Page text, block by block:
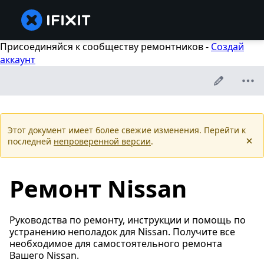
Присоединяйся к сообществу ремонтников - Создай
аккаунт
Этот документ имеет более cвежие изменения. Перейти к
последней непроверенной версии.
Ремонт Nissan
Руководства по ремонту, инструкции и помощь по
устранению неполадок для Nissan. Получите все
необходимое для самостоятельного ремонта
Вашего Nissan.